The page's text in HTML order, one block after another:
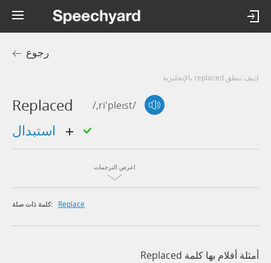
رجوع
كيف تنطق replaced بالإنجليزية
Replaced /,ri'pleɪst/
اعرض الترجمات
كلمة ذات صلة: Replace
أمثلة أفلام بها كلمة Replaced